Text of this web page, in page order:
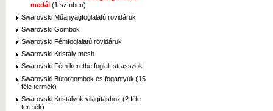
medál (1 színben)
Swarovski Műanyagfoglalatú rövidáruk
Swarovski Gombok
Swarovski Fémfoglalatú rövidáruk
Swarovski Kristály mesh
Swarovski Fém keretbe foglalt strasszok
Swarovski Bútorgombok és fogantyúk (15
féle termék)
Swarovski Kristályok világításhoz (2 féle
termék)